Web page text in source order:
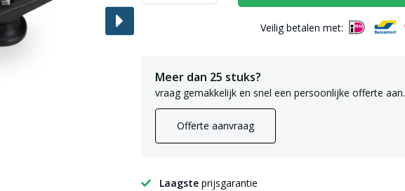
Veilig betalen met:
Meer dan 25 stuks?
vraag gemakkelijk en snel een persoonlijke offerte aan.
Offerte aanvraag
Laagste prijsgarantie